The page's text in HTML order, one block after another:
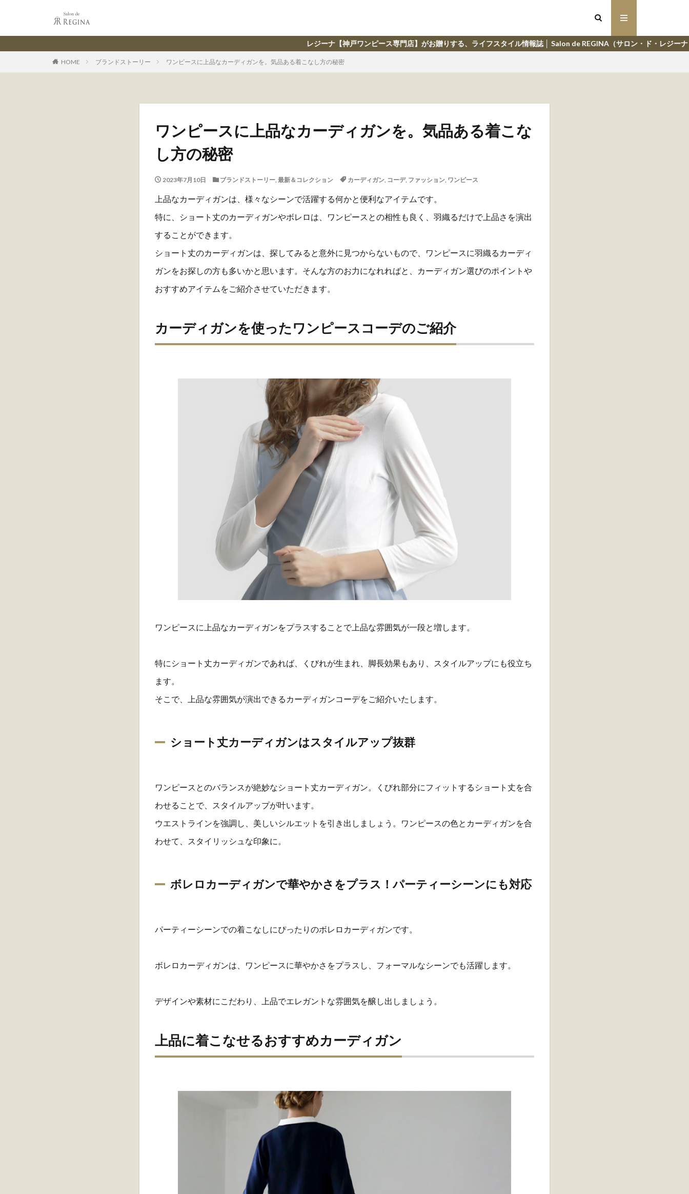
レジーナ【神戸ワンピース専門店】がお贈りする、ライフスタイル情報誌 │ Salon de REGINA（サロン・ド・レジーナ）
HOME ブランドストーリー ワンピースに上品なカーディガンを。気品ある着こなし方の秘密
ワンピースに上品なカーディガンを。気品ある着こな
し方の秘密
2023年7月10日 ブランドストーリー, 最新＆コレクション カーディガン, コーデ, ファッション, ワンピース
上品なカーディガンは、様々なシーンで活躍する何かと便利なアイテムです。
特に、ショート丈のカーディガンやボレロは、ワンピースとの相性も良く、羽織るだけで上品さを演出
することができます。
ショート丈のカーディガンは、探してみると意外に見つからないもので、ワンピースに羽織るカーディ
ガンをお探しの方も多いかと思います。そんな方のお力になれればと、カーディガン選びのポイントや
おすすめアイテムをご紹介させていただきます。
カーディガンを使ったワンピースコーデのご紹介
ワンピースに上品なカーディガンをプラスすることで上品な雰囲気が一段と増します。
特にショート丈カーディガンであれば、くびれが生まれ、脚長効果もあり、スタイルアップにも役立ち
ます。
そこで、上品な雰囲気が演出できるカーディガンコーデをご紹介いたします。
ショート丈カーディガンはスタイルアップ抜群
ワンピースとのバランスが絶妙なショート丈カーディガン。くびれ部分にフィットするショート丈を合
わせることで、スタイルアップが叶います。
ウエストラインを強調し、美しいシルエットを引き出しましょう。ワンピースの色とカーディガンを合
わせて、スタイリッシュな印象に。
ボレロカーディガンで華やかさをプラス！パーティーシーンにも対応
パーティーシーンでの着こなしにぴったりのボレロカーディガンです。
ボレロカーディガンは、ワンピースに華やかさをプラスし、フォーマルなシーンでも活躍します。
デザインや素材にこだわり、上品でエレガントな雰囲気を醸し出しましょう。
上品に着こなせるおすすめカーディガン